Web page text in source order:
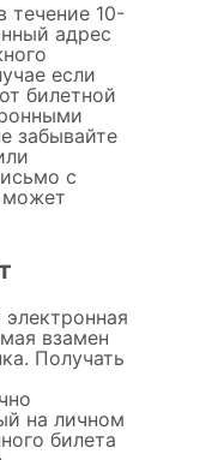
течение 10-
адрес
если
билетной
забывайте
с
может
взамен
Получать
на личном
билета